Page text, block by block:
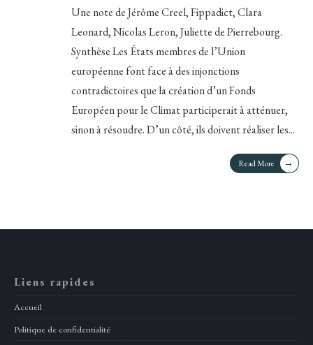
Une note de Jérôme Creel, Fippadict, Clara
Leonard, Nicolas Leron, Juliette de Pierrebourg.
Synthèse Les États membres de l’Union
européenne font face à des injonctions
contradictoires que la création d’un Fonds
Européen pour le Climat participerait à atténuer,
sinon à résoudre. D’un côté, ils doivent réaliser les...
Read More →
Liens rapides
Accueil
Politique de confidentialité